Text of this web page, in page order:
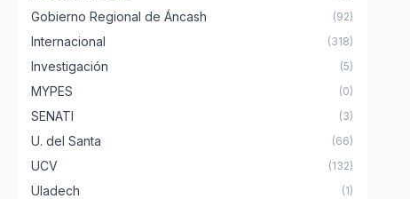
Gobierno Regional de Áncash (92)
Internacional (318)
Investigación (5)
MYPES (0)
SENATI (3)
U. del Santa (66)
UCV (132)
Uladech (1)